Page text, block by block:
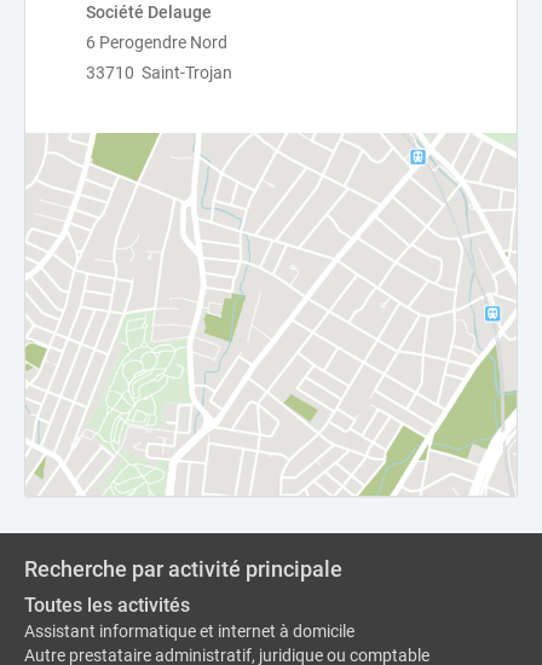
Société Delauge
6 Perogendre Nord
33710 Saint-Trojan
Recherche par activité principale
Toutes les activités
Assistant informatique et internet à domicile
Autre prestataire administratif, juridique ou comptable